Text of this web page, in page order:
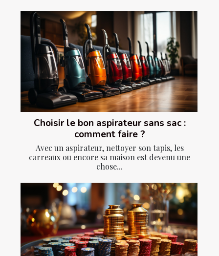
Choisir le bon aspirateur sans sac :
comment faire ?
Avec un aspirateur, nettoyer son tapis, les
carreaux ou encore sa maison est devenu une
chose...